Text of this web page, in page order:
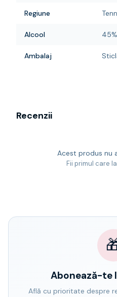
Regiune
Alcool 45%
Ambalaj
Recenzii
Acest produs nu
Fii primul care
Abonează-te
Află cu prioritate despre